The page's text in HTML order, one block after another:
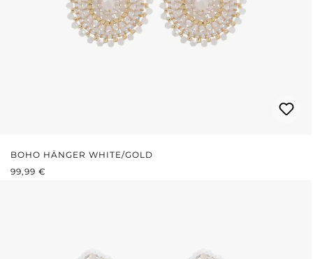
BOHO HÄNGER WHITE/GOLD
REGULÄRER PREIS:
99,99 €